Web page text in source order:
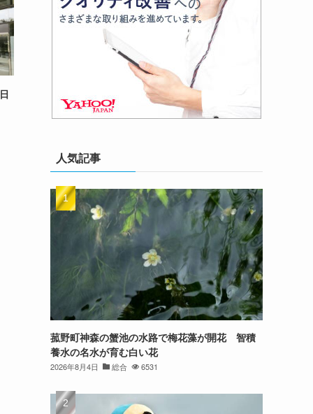
人気記事
菰野町神森の蟹池の水路で梅花藻が開花 智積
養水の名水が育む白い花
2026年8月4日 総合 6531